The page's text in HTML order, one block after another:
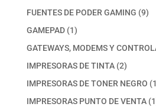
producto
FUENTES DE PODER GAMING 99
GAMEPAD 11
producto
GATEWAYS, MODEMS Y
IMPRESORAS DE TINTA 22
IMPRESORAS DE TONER NEGRO 1
IMPRESORAS PUNTO DE VENTA 1